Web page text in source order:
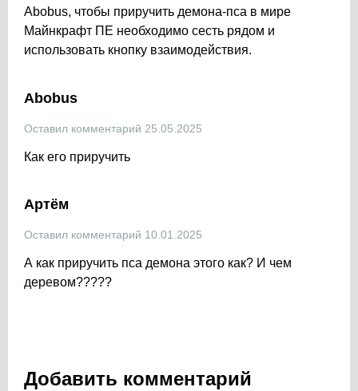
Abobus, чтобы приручить демона-пса в мире
Майнкрафт ПЕ необходимо сесть рядом и
использовать кнопку взаимодействия.
Abobus
Оставил комментарий 25.05.2025
Как его приручить
Артëм
Оставил комментарий 10.01.2025
А как приручить пса демона этого как? И чем
деревом?????
Добавить комментарий